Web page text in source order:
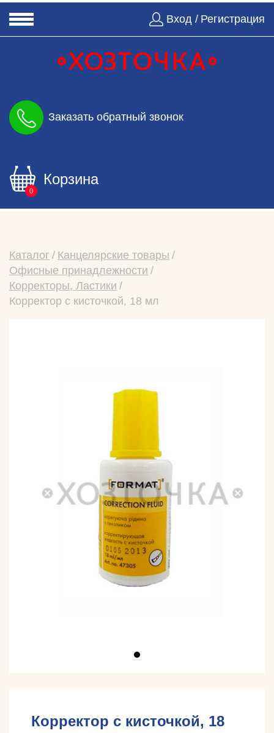
Вход / Регистрация
Заказать обратный звонок
0
Корзина
Каталог
Канцелярские товары
Офисные принадлежности
Корректоры, Ластики
Корректор с кисточкой, 18 мл
Корректор с кисточкой, 18